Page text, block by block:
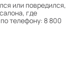
или повредился,
где
телефону: 8 800